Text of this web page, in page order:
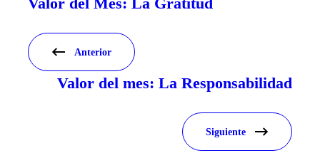
Valor del Mes: La Gratitud
Anterior
Valor del mes: La Responsabilidad
Siguiente